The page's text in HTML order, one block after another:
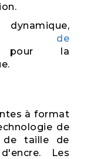
de
pour la
à format
de
de taille de
Les